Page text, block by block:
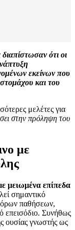
ότι οι
εκείνων που
και του
μελέτες για
στην πρόληψη του
με
μειωμένα επίπεδα
σημαντικό
παθήσεων,
επεισόδιο. Συνήθως
ουσίας γνωστής ως